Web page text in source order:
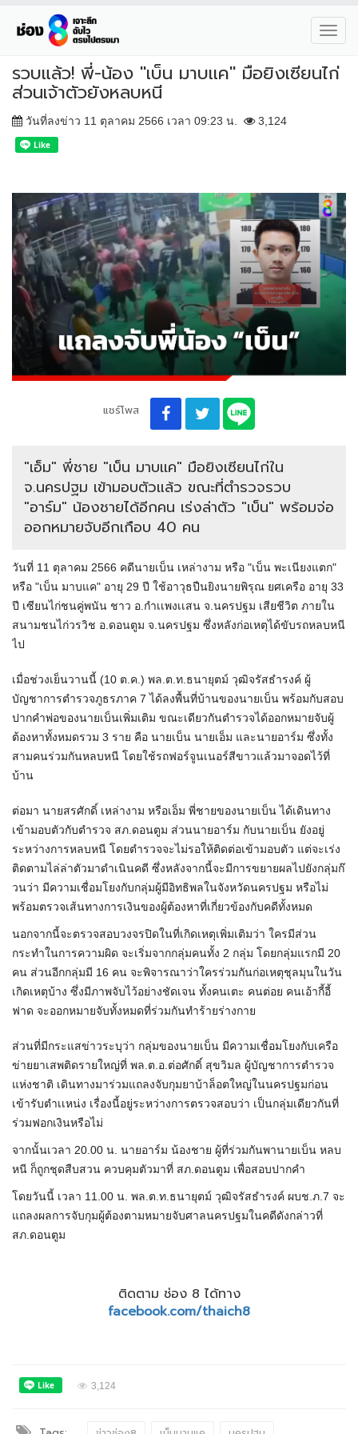
รวบแล้ว! พี่-น้อง "เบ็น มาบเเค" มือยิงเซียนไก่
ส่วนเจ้าตัวยังหลบหนี
วันที่ลงข่าว 11 ตุลาคม 2566 เวลา 09:23 น. 3,124
แชร์โพส
"เอ็ม" พี่ชาย "เบ็น มาบเเค" มือยิงเซียนไก่ใน
จ.นครปฐม เข้ามอบตัวแล้ว ขณะที่ตำรวจรวบ
"อาร์ม" น้องชายได้อีกคน เร่งล่าตัว "เบ็น" พร้อมจ่อ
ออกหมายจับอีกเกือบ 40 คน
วันที่ 11 ตุลาคม 2566 คดีนายเบ็น เหล่างาม หรือ "เบ็น พะเนียงแตก"
หรือ "เบ็น มาบแค" อายุ 29 ปี ใช้อาวุธปืนยิงนายพิรุณ ยศเครือ อายุ 33
ปี เซียนไก่ชนคู่พนัน ชาว อ.กำเเพงเเสน จ.นครปฐม เสียชีวิต ภายใน
สนามชนไก่วรวิช อ.ดอนตูม จ.นครปฐม ซึ่งหลังก่อเหตุได้ขับรถหลบหนี
ไป
เมื่อช่วงเย็นวานนี้ (10 ต.ค.) พล.ต.ท.ธนายุตม์ วุฒิจรัสธำรงค์ ผู้
บัญชาการตำรวจภูธรภาค 7 ได้ลงพื้นที่บ้านของนายเบ็น พร้อมกับสอบ
ปากคำพ่อของนายเบ็นเพิ่มเติม ขณะเดียวกันตำรวจได้ออกหมายจับผู้
ต้องหาทั้งหมดรวม 3 ราย คือ นายเบ็น นายเอ็ม และนายอาร์ม ซึ่งทั้ง
สามคนร่วมกันหลบหนี โดยใช้รถฟอร์จูนเนอร์สีขาวแล้วมาจอดไว้ที่
บ้าน
ต่อมา นายสรศักดิ์ เหล่างาม หรือเอ็ม พี่ชายของนายเบ็น ได้เดินทาง
เข้ามอบตัวกับตำรวจ สภ.ดอนตูม ส่วนนายอาร์ม กับนายเบ็น ยังอยู่
ระหว่างการหลบหนี โดยตำรวจจะไม่รอให้ติดต่อเข้ามอบตัว แต่จะเร่ง
ติดตามไล่ล่าตัวมาดำเนินคดี ซึ่งหลังจากนี้จะมีการขยายผลไปยังกลุ่มก๊
วนว่า มีความเชื่อมโยงกับกลุ่มผู้มีอิทธิพลในจังหวัดนครปฐม หรือไม่
พร้อมตรวจเส้นทางการเงินของผู้ต้องหาที่เกี่ยวข้องกับคดีทั้งหมด
นอกจากนี้จะตรวจสอบวงจรปิดในที่เกิดเหตุเพิ่มเติมว่า ใครมีส่วน
กระทำในการความผิด จะเริ่มจากกลุ่มคนทั้ง 2 กลุ่ม โดยกลุ่มแรกมี 20
คน ส่วนอีกกลุ่มมี 16 คน จะพิจารณาว่าใครร่วมกันก่อเหตุชุลมุนในวัน
เกิดเหตุบ้าง ซึ่งมีภาพจับไว้อย่างชัดเจน ทั้งคนเตะ คนต่อย คนเอ้ากี้อี้
ฟาด จะออกหมายจับทั้งหมดที่ร่วมกันทำร้ายร่างกาย
ส่วนที่มีกระแสข่าวระบุว่า กลุ่มของนายเบ็น มีความเชื่อมโยงกับเครือ
ข่ายยาเสพติดรายใหญ่ที่ พล.ต.อ.ต่อศักดิ์ สุขวิมล ผู้บัญชาการตำรวจ
แห่งชาติ เดินทางมาร่วมแถลงจับกุมยาบ้าล็อตใหญ่ในนครปฐมก่อน
เข้ารับตำเเหน่ง เรื่องนี้อยู่ระหว่างการตรวจสอบว่า เป็นกลุ่มเดียวกันที่
ร่วมฟอกเงินหรือไม่
จากนั้นเวลา 20.00 น. นายอาร์ม น้องชาย ผู้ที่ร่วมกันพานายเบ็น หลบ
หนี ก็ถูกชุดสืบสวน ควบคุมตัวมาที่ สภ.ดอนตูม เพื่อสอบปากคำ
โดยวันนี้ เวลา 11.00 น. พล.ต.ท.ธนายุตม์ วุฒิจรัสธำรงค์ ผบช.ภ.7 จะ
แถลงผลการจับกุมผู้ต้องตามหมายจับศาลนครปฐมในคดีดังกล่าวที่
สภ.ดอนตูม
ติดตาม ช่อง 8 ได้ทาง
facebook.com/thaich8
3,124